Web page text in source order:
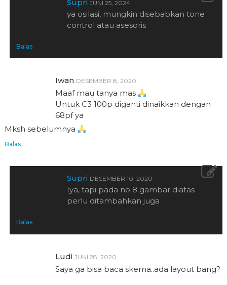
Supri JUNI 25, 2024
ya osilasi, mungkin disebabkan tone
control atau asesoris
Balas
Iwan DESEMBER 8, 2020
Maaf mau tanya mas
Untuk C3 100p diganti dinaikkan dengan
68pf ya
Mksh sebelumnya
Balas
Supri DESEMBER 10, 2020
Iya, tapi pada no 8 gambar diatas
perlu ditambahkan juga
Balas
Ludi JUNI 28, 2020
Saya ga bisa baca skema..ada layout bang?